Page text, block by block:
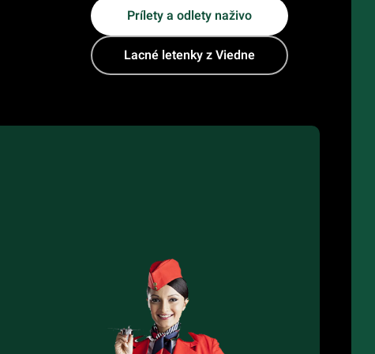
Prílety a odlety naživo
Lacné letenky z Viedne